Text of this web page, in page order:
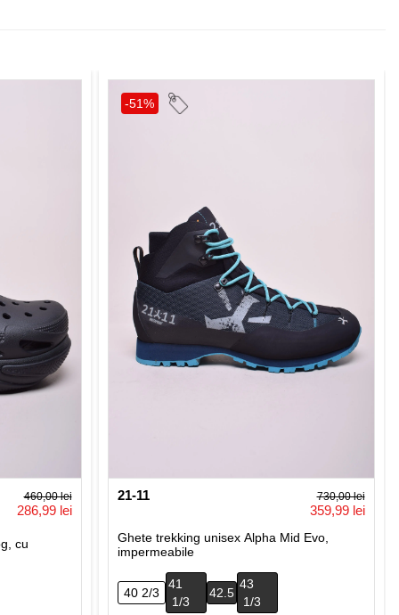
cu
460,00 lei
286,99 lei
-51%
21-11
Ghete trekking unisex Alpha Mid Evo,
impermeabile
730,00 lei
359,99 lei
40 2/3
41
1/3
42.5
43
1/3